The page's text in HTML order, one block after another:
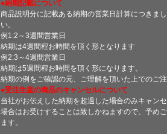
●納期記載について
商品説明分に記載ある納期の営業日計算につきま
い。
例1:2～3週間営業日
納期は4週間程お時間を頂く形となります
例2:3～4週間営業日
納期は5週間程お時間を頂く形になります。
納期の例をご確認の元、ご理解を頂いた上でのご注
●受注生産の商品のキャンセルについて
当社がお伝えした納期を超過した場合のみキャン
場合はお受けすることは致しかねますので、予め
ます。